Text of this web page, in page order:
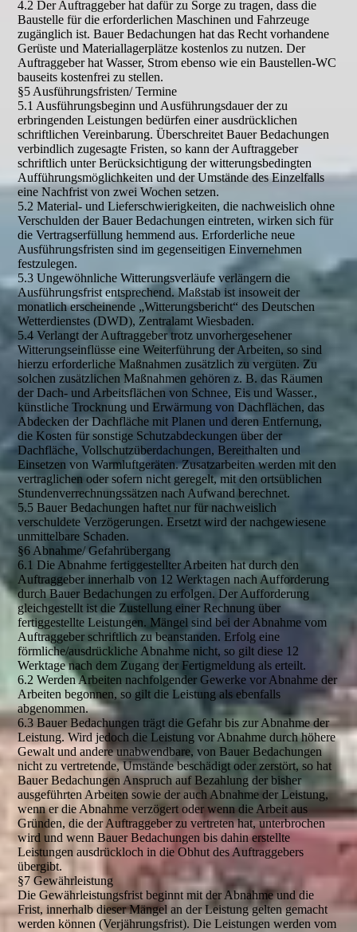
4.2 Der Auftraggeber hat dafür zu Sorge zu tragen, dass die
Baustelle für die erforderlichen Maschinen und Fahrzeuge
zugänglich ist. Bauer Bedachungen hat das Recht vorhandene
Gerüste und Materiallagerplätze kostenlos zu nutzen. Der
Auftraggeber hat Wasser, Strom ebenso wie ein Baustellen-WC
bauseits kostenfrei zu stellen.
§5 Ausführungsfristen/ Termine
5.1 Ausführungsbeginn und Ausführungsdauer der zu
erbringenden Leistungen bedürfen einer ausdrücklichen
schriftlichen Vereinbarung. Überschreitet Bauer Bedachungen
verbindlich zugesagte Fristen, so kann der Auftraggeber
schriftlich unter Berücksichtigung der witterungsbedingten
Aufführungsmöglichkeiten und der Umstände des Einzelfalls
eine Nachfrist von zwei Wochen setzen.
5.2 Material- und Lieferschwierigkeiten, die nachweislich ohne
Verschulden der Bauer Bedachungen eintreten, wirken sich für
die Vertragserfüllung hemmend aus. Erforderliche neue
Ausführungsfristen sind im gegenseitigen Einvernehmen
festzulegen.
5.3 Ungewöhnliche Witterungsverläufe verlängern die
Ausführungsfrist entsprechend. Maßstab ist insoweit der
monatlich erscheinende „Witterungsbericht“ des Deutschen
Wetterdienstes (DWD), Zentralamt Wiesbaden.
5.4 Verlangt der Auftraggeber trotz unvorhergesehener
Witterungseinflüsse eine Weiterführung der Arbeiten, so sind
hierzu erforderliche Maßnahmen zusätzlich zu vergüten. Zu
solchen zusätzlichen Maßnahmen gehören z. B. das Räumen
der Dach- und Arbeitsflächen von Schnee, Eis und Wasser.,
künstliche Trocknung und Erwärmung von Dachflächen, das
Abdecken der Dachfläche mit Planen und deren Entfernung,
die Kosten für sonstige Schutzabdeckungen über der
Dachfläche, Vollschutzüberdachungen, Bereithalten und
Einsetzen von Warmluftgeräten. Zusatzarbeiten werden mit den
vertraglichen oder sofern nicht geregelt, mit den ortsüblichen
Stundenverrechnungssätzen nach Aufwand berechnet.
5.5 Bauer Bedachungen haftet nur für nachweislich
verschuldete Verzögerungen. Ersetzt wird der nachgewiesene
unmittelbare Schaden.
§6 Abnahme/ Gefahrübergang
6.1 Die Abnahme fertiggestellter Arbeiten hat durch den
Auftraggeber innerhalb von 12 Werktagen nach Aufforderung
durch Bauer Bedachungen zu erfolgen. Der Aufforderung
gleichgestellt ist die Zustellung einer Rechnung über
fertiggestellte Leistungen. Mängel sind bei der Abnahme vom
Auftraggeber schriftlich zu beanstanden. Erfolg eine
förmliche/ausdrückliche Abnahme nicht, so gilt diese 12
Werktage nach dem Zugang der Fertigmeldung als erteilt.
6.2 Werden Arbeiten nachfolgender Gewerke vor Abnahme der
Arbeiten begonnen, so gilt die Leistung als ebenfalls
abgenommen.
6.3 Bauer Bedachungen trägt die Gefahr bis zur Abnahme der
Leistung. Wird jedoch die Leistung vor Abnahme durch höhere
Gewalt und andere unabwendbare, von Bauer Bedachungen
nicht zu vertretende, Umstände beschädigt oder zerstört, so hat
Bauer Bedachungen Anspruch auf Bezahlung der bisher
ausgeführten Arbeiten sowie der auch Abnahme der Leistung,
wenn er die Abnahme verzögert oder wenn die Arbeit aus
Gründen, die der Auftraggeber zu vertreten hat, unterbrochen
wird und wenn Bauer Bedachungen bis dahin erstellte
Leistungen ausdrückloch in die Obhut des Auftraggebers
übergibt.
§7 Gewährleistung
Die Gewährleistungsfrist beginnt mit der Abnahme und die
Frist, innerhalb dieser Mängel an der Leistung gelten gemacht
werden können (Verjährungsfrist). Die Leistungen werden vom